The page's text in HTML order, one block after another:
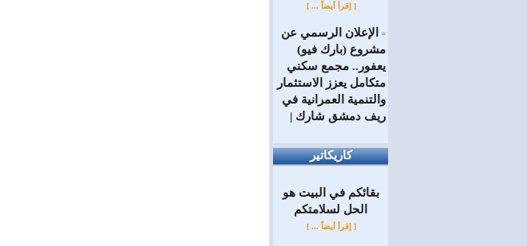
[ إقرأ أيضاً ... ]
=
الإعلان الرسمي عن
مشروع (بارك فيو)
يعفور.. مجمع سكني
متكامل يعزز الاستثمار
والتنمية العمرانية في
ريف دمشق شارك |
كاريكاتير
بقائكم في البيت هو
الحل لسلامتكم
[ إقرأ أيضاً ... ]